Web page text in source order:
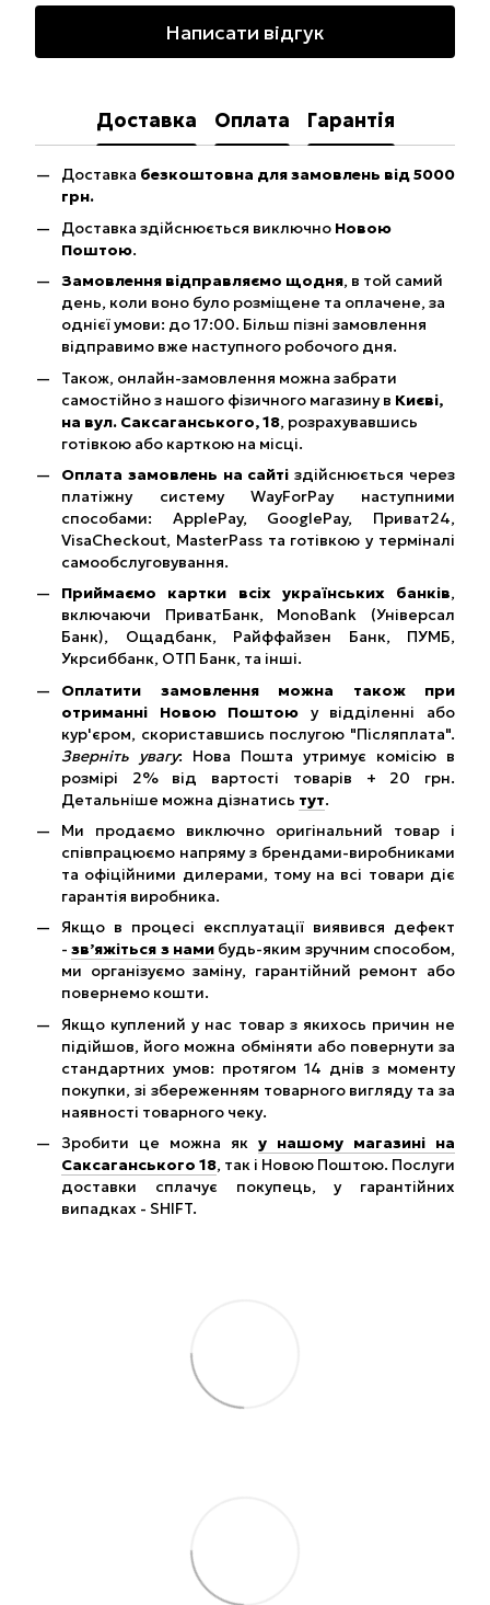
Написати відгук
Доставка Оплата Гарантія
Доставка безкоштовна для замовлень від 5000
грн.
Доставка здійснюється виключно Новою
Поштою.
Замовлення відправляємо щодня, в той самий
день, коли воно було розміщене та оплачене, за
однієї умови: до 17:00. Більш пізні замовлення
відправимо вже наступного робочого дня.
Також, онлайн-замовлення можна забрати
самостійно з нашого фізичного магазину в Києві,
на вул. Саксаганського, 18, розрахувавшись
готівкою або карткою на місці.
Оплата замовлень на сайтіздійснюється через
платіжну систему WayForPay наступними
способами: ApplePay, GooglePay, Приват24,
VisaCheckout, MasterPass та готівкою у терміналі
самообслуговування.
Приймаємо картки всіх українських банків,
включаючи ПриватБанк, MonoBank (Універсал
Банк), Ощадбанк, Райффайзен Банк, ПУМБ,
Укрсиббанк, ОТП Банк, та інші.
Оплатити замовлення можна також при
отриманні Новою Поштою у відділенні або
кур'єром, скориставшись послугою "Післяплата".
Зверніть увагу: Нова Пошта утримує комісію в
розмірі 2% від вартості товарів + 20 грн.
Детальніше можна дізнатись тут.
Ми продаємо виключно оригінальний товар і
співпрацюємо напряму з брендами-виробниками
та офіційними дилерами, тому на всі товари діє
гарантія виробника.
Якщо в процесі експлуатації виявився дефект
-зв’яжіться з нами будь-яким зручним способом,
ми організуємо заміну, гарантійний ремонт або
повернемо кошти.
Якщо куплений у нас товар з якихось причин не
підійшов, його можна обміняти або повернути за
стандартних умов: протягом 14 днів з моменту
покупки, зі збереженням товарного вигляду та за
наявності товарного чеку.
Зробити це можна як у нашому магазині на
Саксаганського 18, так і Новою Поштою. Послуги
доставки сплачує покупець, у гарантійних
випадках - SHIFT.